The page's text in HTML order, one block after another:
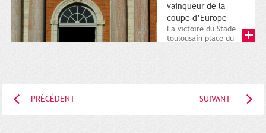
vainqueur de la
coupe d’Europe
La victoire du Stade
toulousain place du
PRÉCÉDENT SUIVANT